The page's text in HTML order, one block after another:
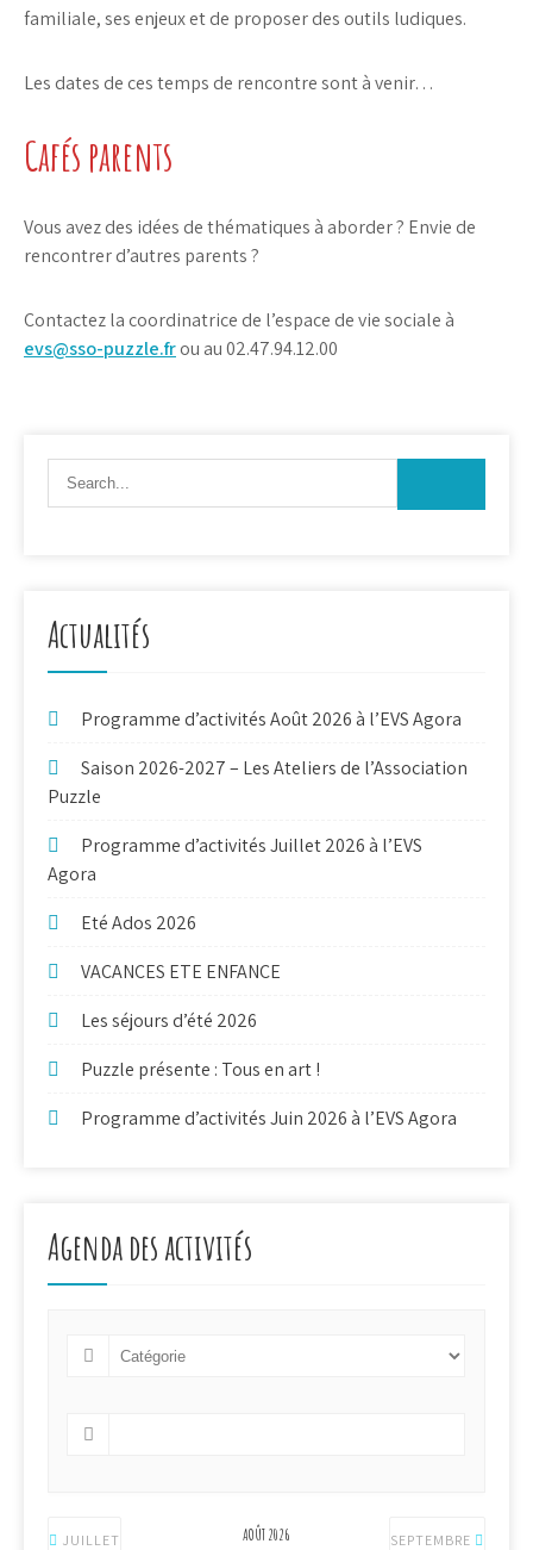
familiale, ses enjeux et de proposer des outils ludiques.
Les dates de ces temps de rencontre sont à venir…
Cafés parents
Vous avez des idées de thématiques à aborder ? Envie de
rencontrer d’autres parents ?
Contactez la coordinatrice de l’espace de vie sociale à
evs@sso-puzzle.frou au 02.47.94.12.00
Actualités
Programme d’activités Août 2026 à l’EVS Agora
Saison 2026-2027 – Les Ateliers de l’Association
Puzzle
Programme d’activités Juillet 2026 à l’EVS
Agora
Eté Ados 2026
VACANCES ETE ENFANCE
Les séjours d’été 2026
Puzzle présente : Tous en art !
Programme d’activités Juin 2026 à l’EVS Agora
Agenda des activités
JUILLET AOÛT 2026 SEPTEMBRE